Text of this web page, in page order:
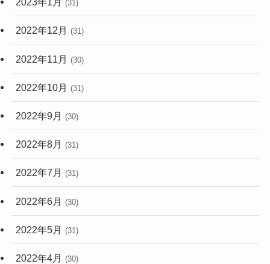
(31)
2022年12月 (31)
2022年11月 (30)
2022年10月 (31)
2022年9月 (30)
2022年8月 (31)
2022年7月 (31)
2022年6月 (30)
2022年5月 (31)
2022年4月 (30)